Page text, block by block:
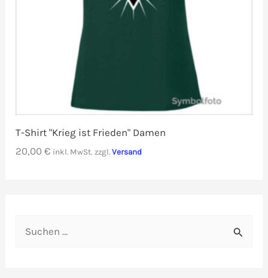
T-Shirt "Krieg ist Frieden" Damen
20,00€ inkl. MwSt. zzgl.Versand